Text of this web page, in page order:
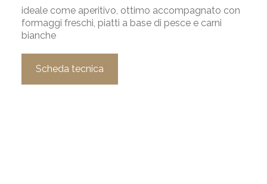
ideale come aperitivo, ottimo accompagnato con
formaggi freschi, piatti a base di pesce e carni
bianche
Scheda tecnica